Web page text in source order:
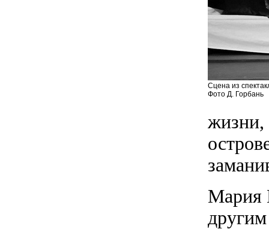
Сцена из
Фото Д. Горбань
жизни,
Мария